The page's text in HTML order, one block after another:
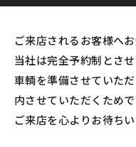
ご来店されるお客様へお
当社は完全予約制とさ
車輌を準備させていた
内させていただくためで
ご来店を心よりお待ちい